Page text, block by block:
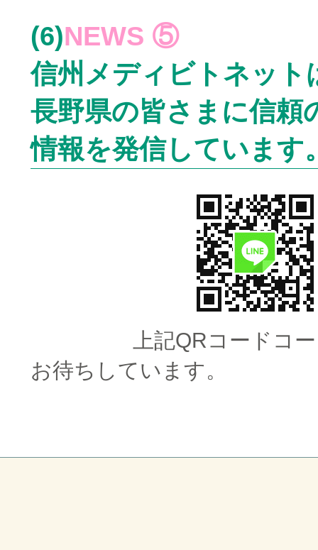
(6)NEWS ⑤
信州メディビトネット
長野県の皆さまに信頼
情報を発信しています
上記QRコードコ
お待ちしています。